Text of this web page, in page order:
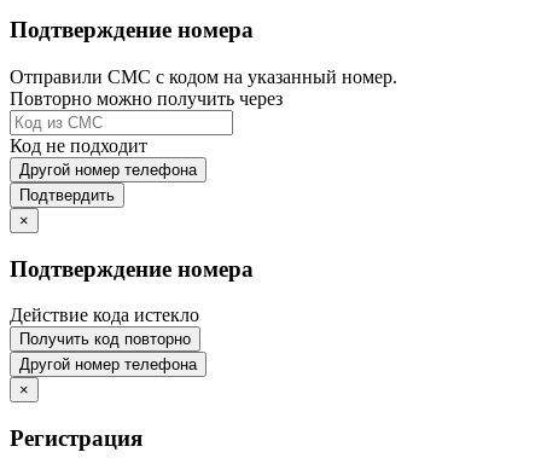
Подтверждение номера
Отправили СМС с кодом на указанный номер.
Повторно можно получить через
Код не подходит
Другой номер телефона
Подтвердить
×
Подтверждение номера
Действие кода истекло
Получить код повторно
Другой номер телефона
×
Регистрация